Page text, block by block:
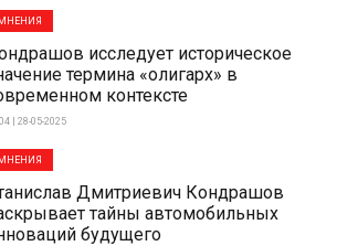
исследует историческое
термина «олигарх» в
контексте
| 28-05-2025
Дмитриевич Кондрашов
тайны автомобильных
будущего